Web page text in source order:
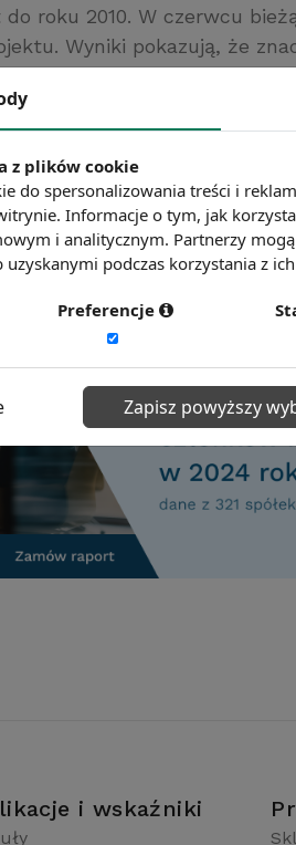
roku 2010. W czerwcu
Wyniki pokazują, że
zawodowej
pracy, obawę przed
lekarskie
Zobacz więcej wiadomości
i wskaźniki
z plików cookie
do spersonalizowania treści i
Informacje o tym, jak
i analitycznym. Partnerzy
podczas korzystania z ich
Preferencje
Zapisz powyższy